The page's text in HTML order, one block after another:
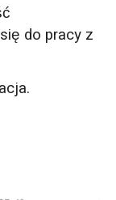
do pracy z